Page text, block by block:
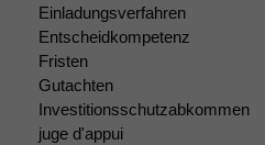
Einladungsverfahren
Entscheidkompetenz
Fristen
Gutachten
Investitionsschutzabkommen
juge d'appui